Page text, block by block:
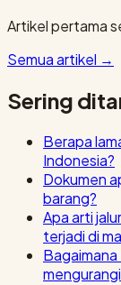
Artikel pertama
Semua artikel →
Sering
Berapa
Indonesia?
Dokumen
barang?
Apa arti
terjadi di
Bagaimana